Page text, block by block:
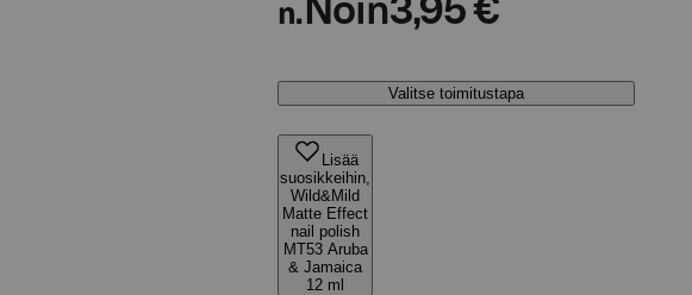
n. Noin3,95 €
Valitse toimitustapa
Lisää
suosikkeihin,
Wild&Mild
Matte Effect
nail polish
MT53 Aruba
& Jamaica
12 ml